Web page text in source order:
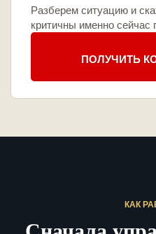
Разберем ситуацию и
критичны именно сейчас
ПОЛУЧИТЬ
КАК